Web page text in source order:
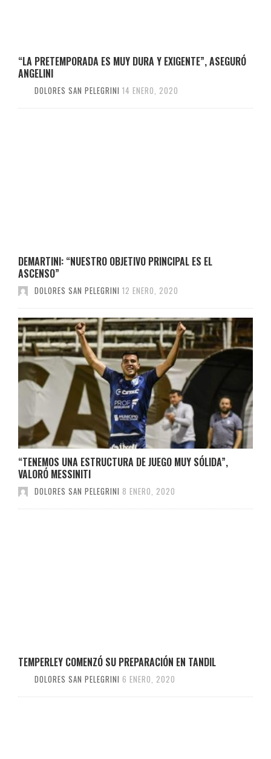
“LA PRETEMPORADA ES MUY DURA Y EXIGENTE”, ASEGURÓ
ANGELINI
DOLORES SAN PELEGRINI 14 ENERO, 2020
DEMARTINI: “NUESTRO OBJETIVO PRINCIPAL ES EL
ASCENSO”
DOLORES SAN PELEGRINI 12 ENERO, 2020
“TENEMOS UNA ESTRUCTURA DE JUEGO MUY SÓLIDA”,
VALORÓ MESSINITI
DOLORES SAN PELEGRINI 8 ENERO, 2020
TEMPERLEY COMENZÓ SU PREPARACIÓN EN TANDIL
DOLORES SAN PELEGRINI 6 ENERO, 2020